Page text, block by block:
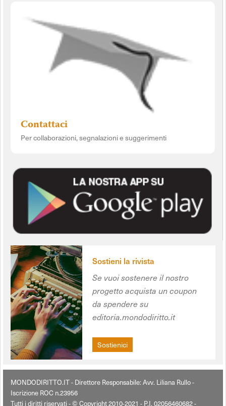
Contattaci
Per collaborazioni, segnalazioni e suggerimenti
Sostieni la rivista
Se vuoi sostenere il nostro
progetto acquista un coupon
da spendere su
editoria.mondodiritto.it
Sostienici
MONDODIRITTO.IT - Direttore Responsabile: Avv. Liliana Rullo -
Iscrizione ROC n.23956
Tutti i diritti riservati - © Copyright 2010-2021 - P.I. 02056460682 -